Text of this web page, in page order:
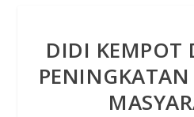
DIDI KEMPOT
PENINGKATAN